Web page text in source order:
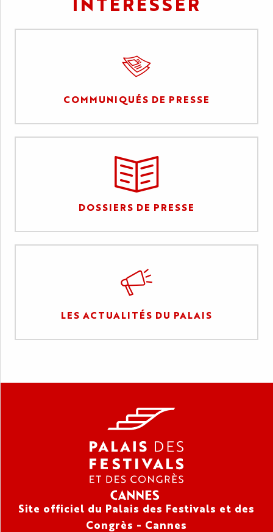
COMMUNIQUÉS DE PRESSE
DOSSIERS DE PRESSE
LES ACTUALITÉS DU PALAIS
Site officiel du Palais des Festivals et des
Congrès - Cannes